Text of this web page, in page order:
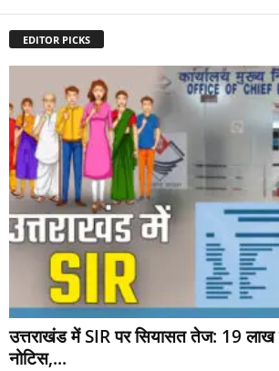
EDITOR PICKS
उत्तराखंड में SIR पर सियासत तेज: 19
नोटिस,...